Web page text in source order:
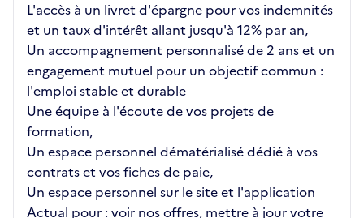
L'accès à un livret d'épargne pour vos indemnités
et un taux d'intérêt allant jusqu'à 12% par an,
Un accompagnement personnalisé de 2 ans et un
engagement mutuel pour un objectif commun :
l'emploi stable et durable
Une équipe à l'écoute de vos projets de
formation,
Un espace personnel dématérialisé dédié à vos
contrats et vos fiches de paie,
Un espace personnel sur le site et l'application
Actual pour : voir nos offres, mettre à jour votre